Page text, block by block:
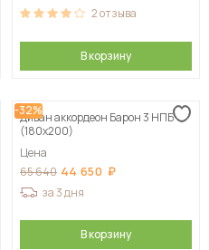
2отзыва
В корзину
-32%
Диван аккордеон Барон 3 НПБ
(180х200)
Цена
65 640 44 650
за 3 дня
В корзину